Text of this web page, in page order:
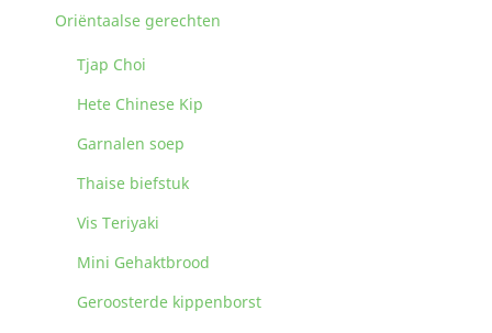
Oriëntaalse gerechten
Tjap Choi
Hete Chinese Kip
Garnalen soep
Thaise biefstuk
Vis Teriyaki
Mini Gehaktbrood
Geroosterde kippenborst